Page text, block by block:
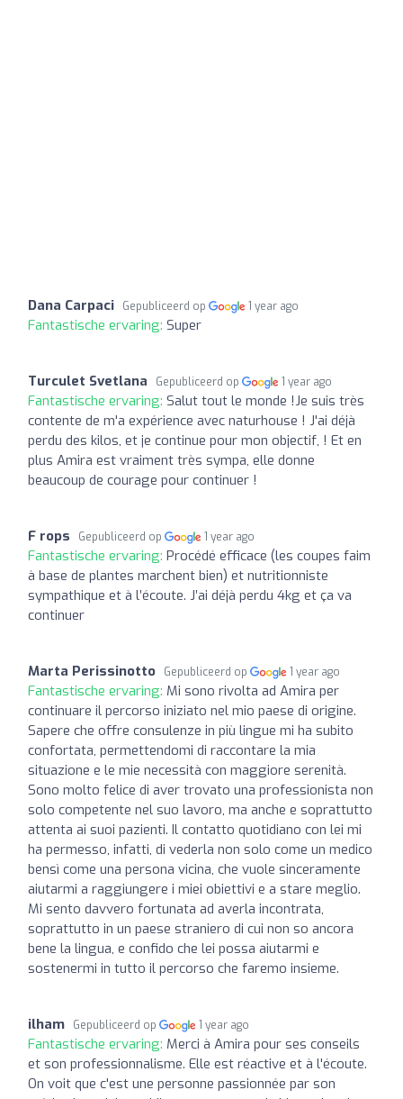
Dana Carpaci Gepubliceerd op 1 year ago
Fantastische ervaring: Super
Turculet Svetlana Gepubliceerd op 1 year ago
Fantastische ervaring: Salut tout le monde !Je suis très
contente de m'a expérience avec naturhouse ! J'ai déjà
perdu des kilos, et je continue pour mon objectif, ! Et en
plus Amira est vraiment très sympa, elle donne
beaucoup de courage pour continuer !
F rops Gepubliceerd op 1 year ago
Fantastische ervaring: Procédé efficace (les coupes faim
à base de plantes marchent bien) et nutritionniste
sympathique et à l’écoute. J’ai déjà perdu 4kg et ça va
continuer
Marta Perissinotto Gepubliceerd op 1 year ago
Fantastische ervaring: Mi sono rivolta ad Amira per
continuare il percorso iniziato nel mio paese di origine.
Sapere che offre consulenze in più lingue mi ha subito
confortata, permettendomi di raccontare la mia
situazione e le mie necessità con maggiore serenità.
Sono molto felice di aver trovato una professionista non
solo competente nel suo lavoro, ma anche e soprattutto
attenta ai suoi pazienti. Il contatto quotidiano con lei mi
ha permesso, infatti, di vederla non solo come un medico
bensì come una persona vicina, che vuole sinceramente
aiutarmi a raggiungere i miei obiettivi e a stare meglio.
Mi sento davvero fortunata ad averla incontrata,
soprattutto in un paese straniero di cui non so ancora
bene la lingua, e confido che lei possa aiutarmi e
sostenermi in tutto il percorso che faremo insieme.
ilham Gepubliceerd op 1 year ago
Fantastische ervaring: Merci à Amira pour ses conseils
et son professionnalisme. Elle est réactive et à l'écoute.
On voit que c'est une personne passionnée par son